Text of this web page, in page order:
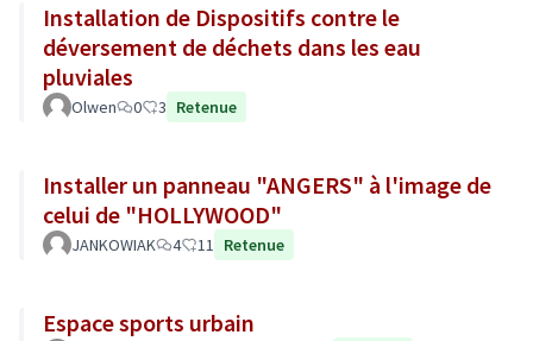
Installation de Dispositifs contre le
déversement de déchets dans les eau
pluviales
Olwen 0 3 Retenue
Installer un panneau "ANGERS" à l'image de
celui de "HOLLYWOOD"
JANKOWIAK 4 11 Retenue
Espace sports urbain